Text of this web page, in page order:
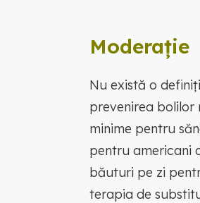
Moderație
Nu există o
prevenirea bolilor
minime pentru
pentru americani
băuturi pe zi
terapia de